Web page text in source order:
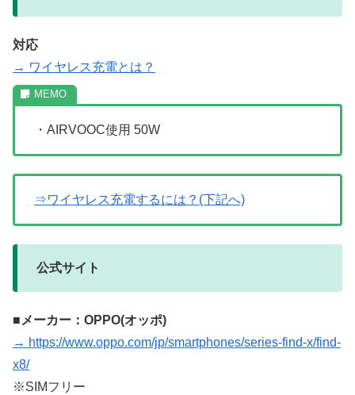
対応
→ ワイヤレス充電とは？
・AIRVOOC使用 50W
⇒ワイヤレス充電するには？(下記へ)
公式サイト
■メーカー：OPPO(オッポ)
→ https://www.oppo.com/jp/smartphones/series-find-x/find-
x8/
※SIMフリー